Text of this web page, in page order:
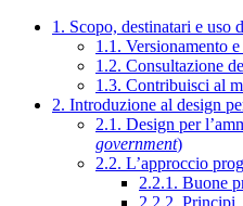
1. Scopo, destinatari e uso
1.1. Versionamento
1.2. Consultazione
1.3. Contribuisci al
2. Introduzione al design
2.1. Design per
government)
2.2. L’approccio
2.2.1. Buone
2.2.2. Principi